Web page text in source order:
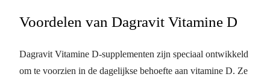
Voordelen van Dagravit Vitamine D
Dagravit Vitamine D-supplementen zijn speciaal ontwikkeld
om te voorzien in de dagelijkse behoefte aan vitamine D. Ze